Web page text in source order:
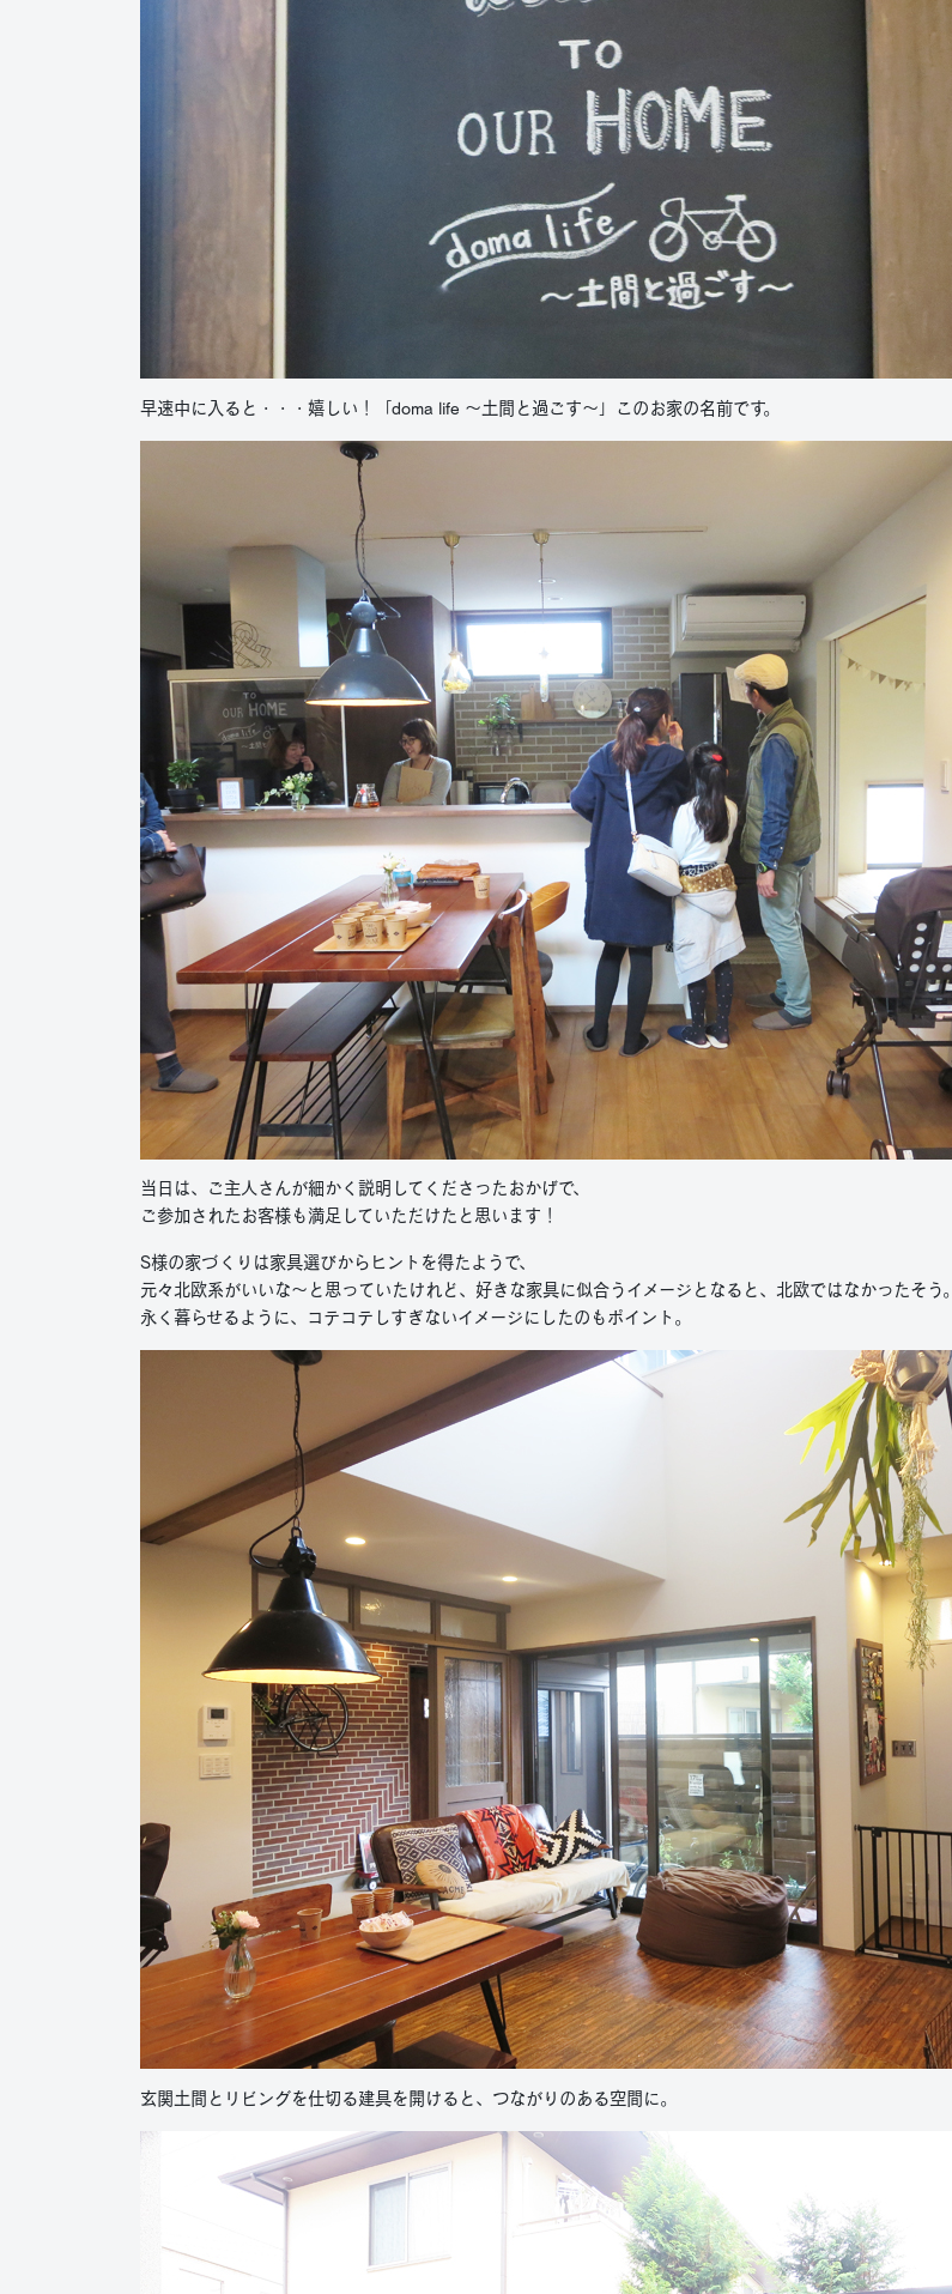
早速中に入ると・・・嬉しい！「doma life ～土間と過ごす～」このお家の名前です。
当日は、ご主人さんが細かく説明してくださったおかげで、
ご参加されたお客様も満足していただけたと思います！
S様の家づくりは家具選びからヒントを得たようで、
元々北欧系がいいな～と思っていたけれど、好きな家具に似合うイメージとなると、北欧ではなかったそう。
永く暮らせるように、コテコテしすぎないイメージにしたのもポイント。
玄関土間とリビングを仕切る建具を開けると、つながりのある空間に。